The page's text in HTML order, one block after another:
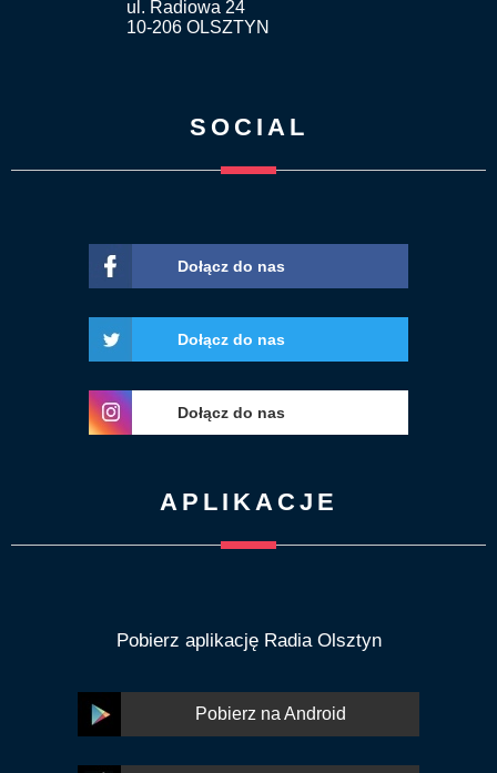
ul. Radiowa 24
10-206 OLSZTYN
SOCIAL
Dołącz do nas
Dołącz do nas
Dołącz do nas
APLIKACJE
Pobierz aplikację Radia Olsztyn
Pobierz na Android